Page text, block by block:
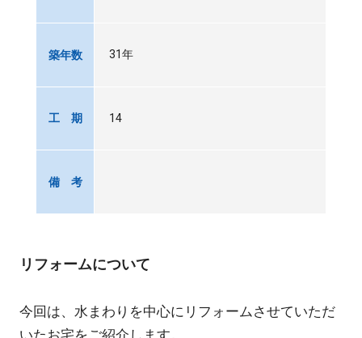
築年数 31年
工 期 14
備 考
リフォームについて
今回は、水まわりを中心にリフォームさせていただ
いたお宅をご紹介します。